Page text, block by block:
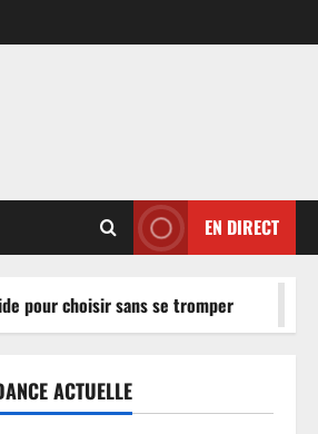
EN DIRECT
pour choisir sans se tromper
ACTUELLE